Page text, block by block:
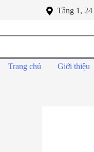
Tầng 1,
Trang chủ Giới thiệu